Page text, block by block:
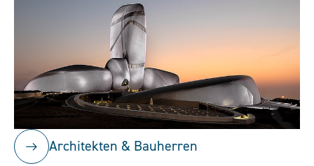
Architekten & Bauherren